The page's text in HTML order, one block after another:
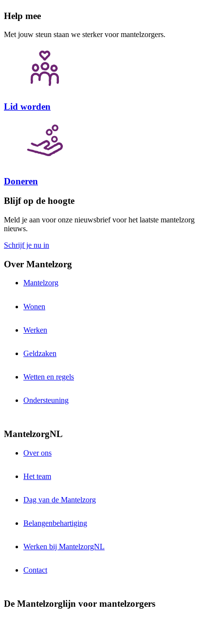
Help mee
Met jouw steun staan we sterker voor mantelzorgers.
Lid worden
Doneren
Blijf op de hoogte
Meld je aan voor onze nieuwsbrief voor het laatste mantelzorg
nieuws.
Schrijf je nu in
Over Mantelzorg
Mantelzorg
Wonen
Werken
Geldzaken
Wetten en regels
Ondersteuning
MantelzorgNL
Over ons
Het team
Dag van de Mantelzorg
Belangenbehartiging
Werken bij MantelzorgNL
Contact
De Mantelzorglijn voor mantelzorgers